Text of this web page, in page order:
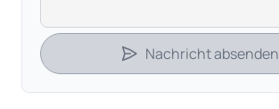
Nachricht absenden